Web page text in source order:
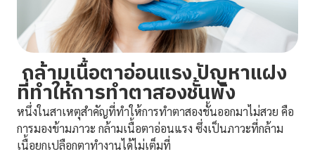
กล้ามเนื้อตาอ่อนแรง ปัญหาแฝง
ที่ทำให้การทำตาสองชั้นพัง
หนึ่งในสาเหตุสำคัญที่ทำให้การทำตาสองชั้นออกมาไม่สวย คือ
การมองข้ามภาวะ กล้ามเนื้อตาอ่อนแรง ซึ่งเป็นภาวะที่กล้าม
เนื้อยกเปลือกตาทำงานได้ไม่เต็มที่